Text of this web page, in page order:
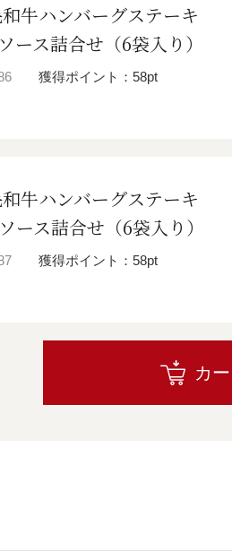
牛ハンバーグステーキ
ース詰合せ（6袋入り）
獲得ポイント：58pt
牛ハンバーグステーキ
ース詰合せ（6袋入り）
獲得ポイント：58pt
カ